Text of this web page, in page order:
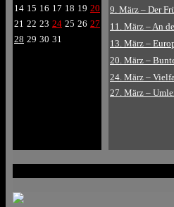
14 15 16 17 18 19 20
21 22 23 24 25 26 27
28 29 30 31
9. März – Der
11. März – An
13. März –
20. März –
24. März –
27. März –